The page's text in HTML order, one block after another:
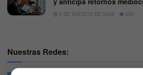
3 DE AGOSTO DE 2026 583
Nuestras Redes: